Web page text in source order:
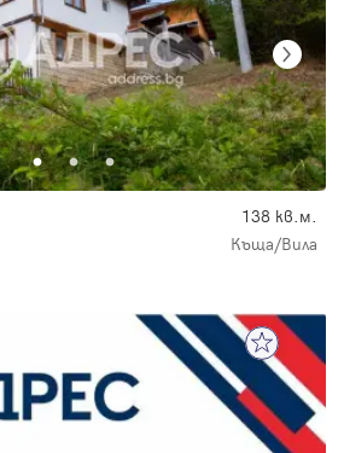
138 кв.м.
Къща/Вила